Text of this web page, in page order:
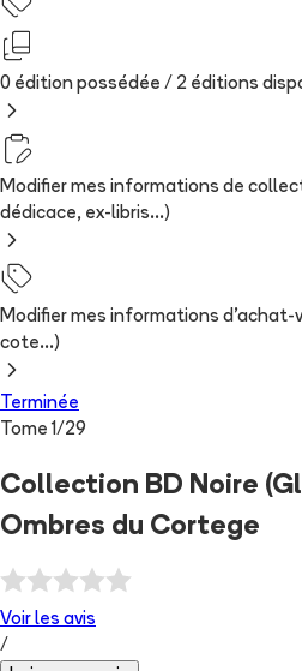
0 édition possédée / 2 éditions
Modifier mes informations de
dédicace, ex-libris...)
Modifier mes informations d'achat-
cote...)
Terminée
Tome 1/29
Collection BD Noire
Ombres du Cortege
Voir les avis
/